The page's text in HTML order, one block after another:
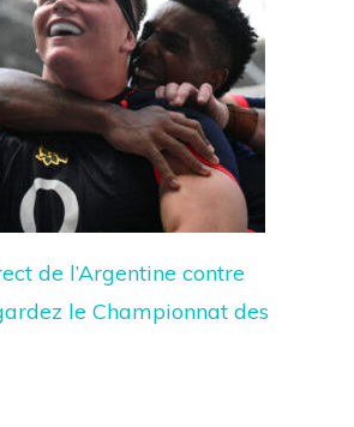
de l’Argentine contre
le Championnat des